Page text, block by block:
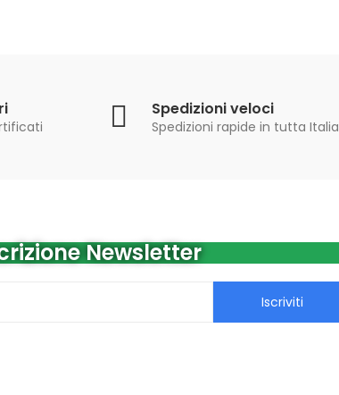
Spedizioni veloci
Spedizioni rapide in tutta Italia
Newsletter
Iscriviti